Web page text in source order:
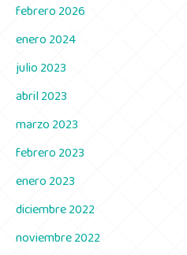
febrero 2026
enero 2024
julio 2023
abril 2023
marzo 2023
febrero 2023
enero 2023
diciembre 2022
noviembre 2022